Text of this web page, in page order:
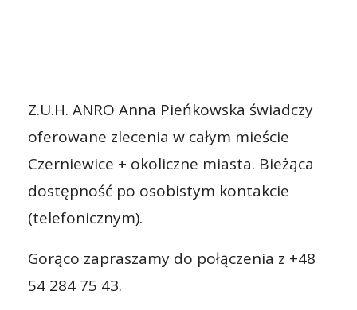
Z.U.H. ANRO Anna Pieńkowska świadczy
oferowane zlecenia w całym mieście
Czerniewice + okoliczne miasta. Bieżąca
dostępność po osobistym kontakcie
(telefonicznym).
Gorąco zapraszamy do połączenia z +48
54 284 75 43.